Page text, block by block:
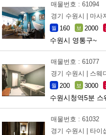
매물번호 : 61094
경기 수원시 |
마사
월 160 보 2000
수원시 영통구~
매물번호 : 61077
경기 수원시 |
스웨
월 200 보 3000
수원시청역5분 스
매물번호 : 61032
경기 수원시 |
타이